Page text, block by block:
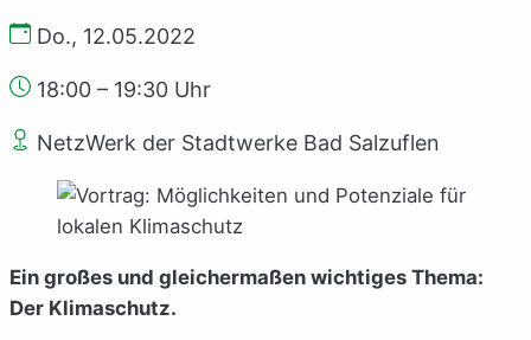
Do., 12.05.2022
18:00 – 19:30 Uhr
NetzWerk der Stadtwerke Bad Salzuflen
Ein großes und gleichermaßen wichtiges Thema:
Der Klimaschutz.